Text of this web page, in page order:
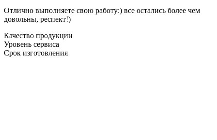
Отлично выполняете свою работу:) все остались более чем
довольны, респект!)
Качество продукции
Уровень сервиса
Срок изготовления